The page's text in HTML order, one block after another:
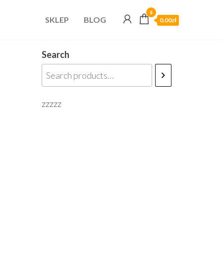
SKLEP BLOG
0
0.00zł
Search
zzzzz